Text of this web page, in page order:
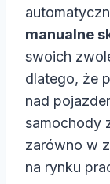
manualne
swoich
dlatego, że
nad
samochody
zarówno w
na rynku